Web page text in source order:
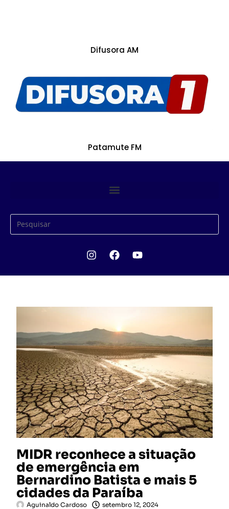
Difusora AM
Patamute FM
MIDR reconhece a situação
de emergência em
Bernardino Batista e mais 5
cidades da Paraíba
Aguinaldo Cardoso
setembro 12, 2024